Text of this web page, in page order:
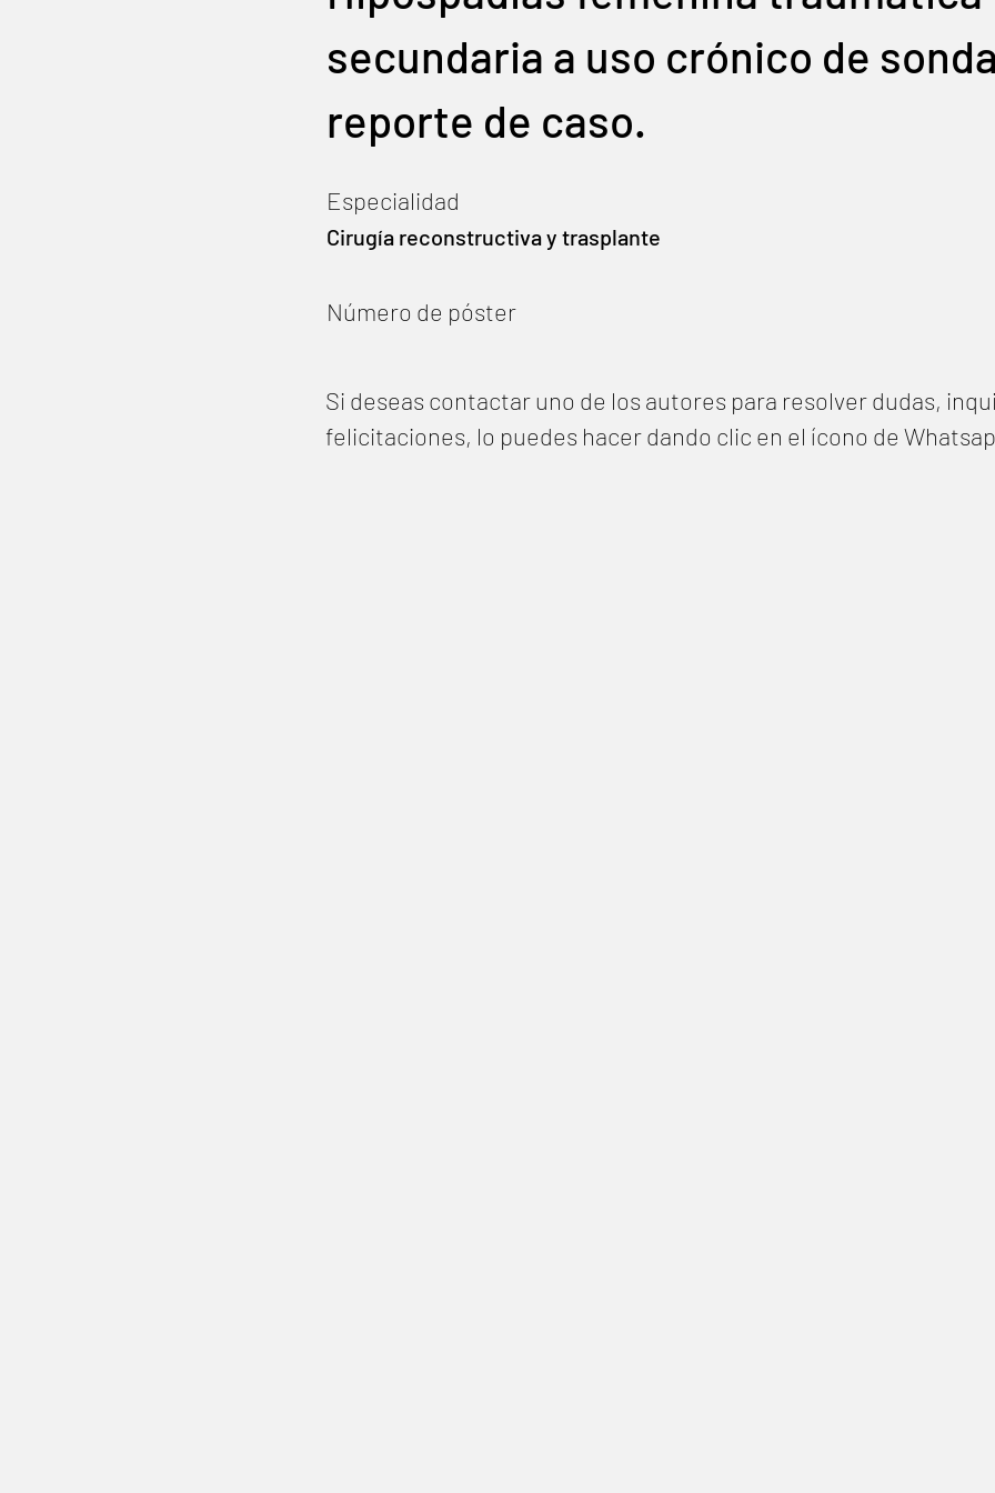
secundaria a uso crónico de
reporte de caso.
Especialidad
Cirugía reconstructiva y trasplante
Número de póster
Si deseas contactar uno de los autores para resolver dudas,
felicitaciones, lo puedes hacer dando clic en el ícono de